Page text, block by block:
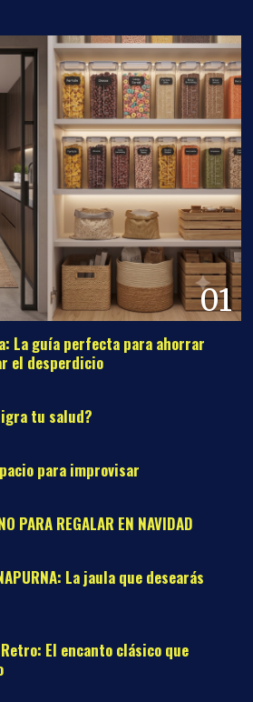
01
La guía perfecta para ahorrar
el desperdicio
tu salud?
para improvisar
PARA REGALAR EN NAVIDAD
La jaula que desearás
Retro: El encanto clásico que